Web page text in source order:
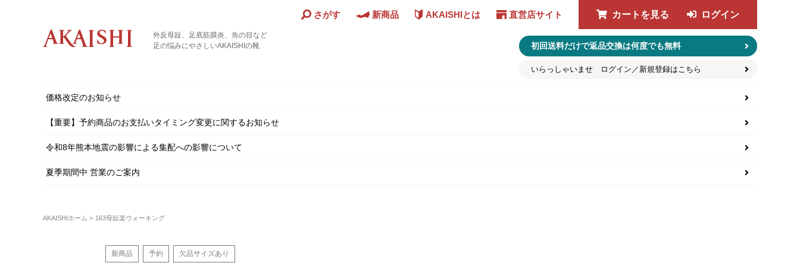
外反母趾、足底筋膜炎、魚の目など
足の悩みにやさしいAKAISHIの靴
さがす 新商品 AKAISHIとは 直営店サイト カートを見る ログイン
初回送料だけで返品交換は何度でも無料
いらっしゃいませ ログイン／新規登録はこちら
価格改定のお知らせ
【重要】予約商品のお支払いタイミング変更に関するお知らせ
令和8年熊本地震の影響による集配への影響について
夏季期間中 営業のご案内
AKAISHIホーム 163母趾楽ウォーキング
新商品 予約 欠品サイズあり